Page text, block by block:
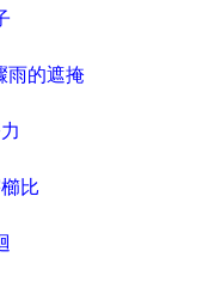
雨的遮掩
比